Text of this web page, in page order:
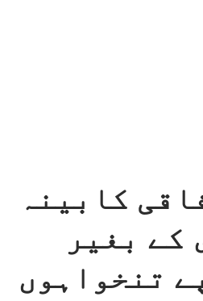
کابینہ
کے بغیر
تنخواہوں